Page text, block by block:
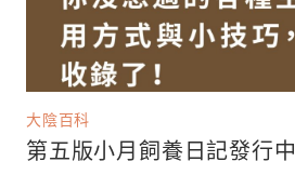
大陰百科
第五版小月飼養日記發行中